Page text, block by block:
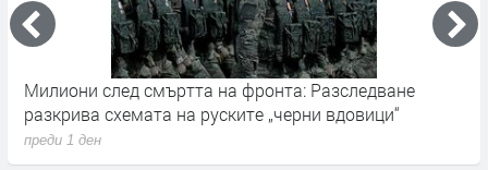
Милиони след смъртта на фронта: Разследване
разкрива схемата на руските „черни вдовици“
преди 1 ден